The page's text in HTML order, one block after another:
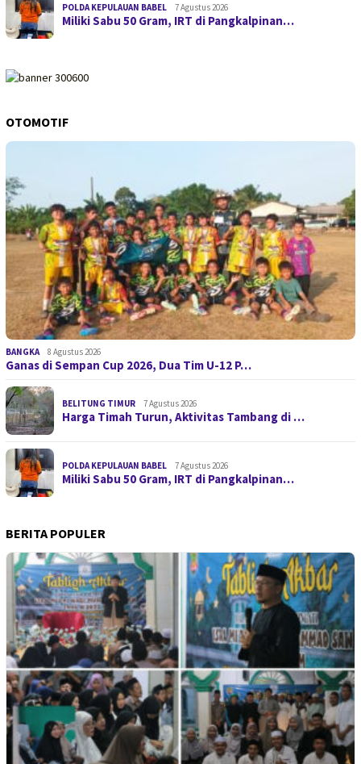
POLDA KEPULAUAN BABEL 7 Agustus 2026
Miliki Sabu 50 Gram, IRT di Pangkalpinan…
OTOMOTIF
BANGKA 8 Agustus 2026
Ganas di Sempan Cup 2026, Dua Tim U-12 P…
BELITUNG TIMUR 7 Agustus 2026
Harga Timah Turun, Aktivitas Tambang di …
POLDA KEPULAUAN BABEL 7 Agustus 2026
Miliki Sabu 50 Gram, IRT di Pangkalpinan…
BERITA POPULER